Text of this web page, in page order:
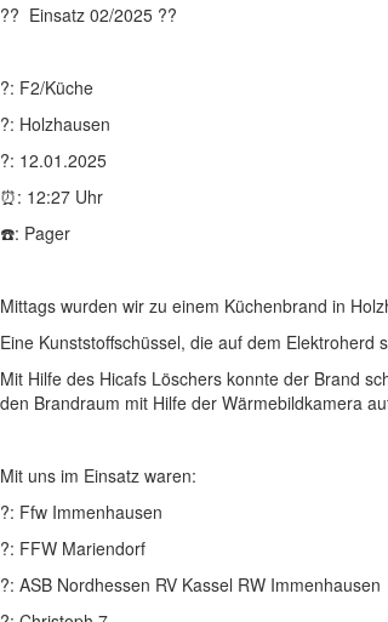
?? Einsatz 02/2025 ??
?: F2/Küche
?: Holzhausen
?: 12.01.2025
⏰: 12:27 Uhr
☎️: Pager
Mittags wurden wir zu einem Küchenbrand in
Eine Kunststoffschüssel, die auf dem
Mit Hilfe des Hicafs Löschers konnte der Brand
den Brandraum mit Hilfe der Wärmebildkamera
Mit uns im Einsatz waren:
?: Ffw Immenhausen
?: FFW Mariendorf
?: ASB Nordhessen RV Kassel RW Immenhausen